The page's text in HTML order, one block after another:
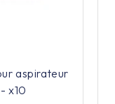
aspirateur
x10